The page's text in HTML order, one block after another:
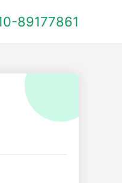
89177861